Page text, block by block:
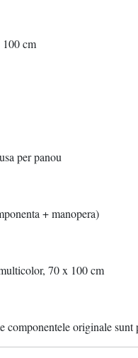
100 cm
per panou
+ manopera)
70 x 100 cm
componentele originale